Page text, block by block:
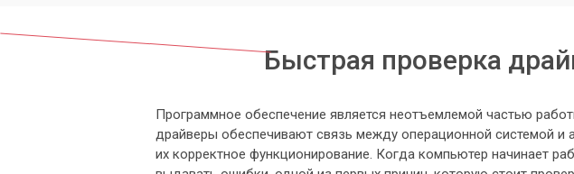
Быстрая проверка
Программное обеспечение является неотъемлемой частью
драйверы обеспечивают связь между операционной системой и
их корректное функционирование. Когда компьютер начинает